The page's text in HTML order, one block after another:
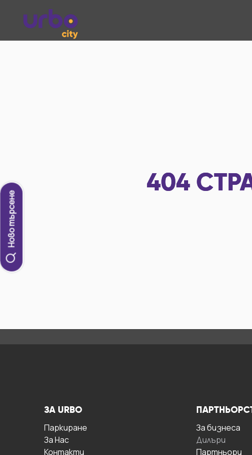
Ново търсене
404
ЗА URBO
Паркиране
За Hас
Контакти
За бизнесa
Дилъри
Партньори